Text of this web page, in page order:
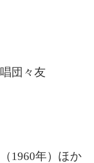
唱団々友
（1960年）ほか